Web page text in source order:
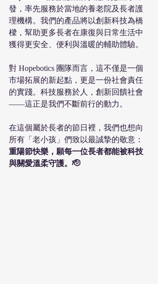
發，率先服務於當地的養老院及長者護
理機構。我們的產品將以創新科技為橋
樑，幫助更多長者在康復與日常生活中
獲得更安全、便利與溫暖的輔助體驗。
對 Hopebotics 團隊而言，這不僅是一個
市場拓展的新起點，更是一份社會責任
的實踐。科技服務於人，創新回饋社會
——這正是我們不斷前行的動力。
在這個屬於長者的節日裡，我們也想向
所有「老小孩」們致以最誠摯的敬意：
重陽節快樂，願每一位長者都能被科技
與關愛溫柔守護。🫡